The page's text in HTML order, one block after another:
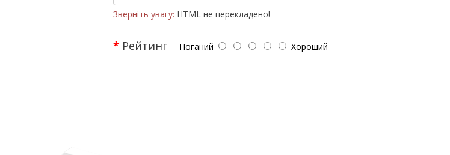
Зверніть увагу: HTML не перекладено!
Рейтинг Поганий Хороший